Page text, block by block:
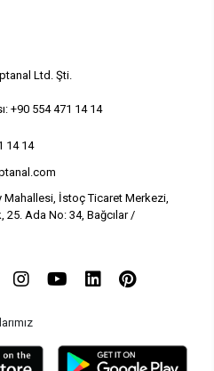
Ltd. Şti.
+90 554 471 14 14
14 14
Mahallesi, İstoç Ticaret Merkezi,
25. Ada No: 34, Bağcılar /